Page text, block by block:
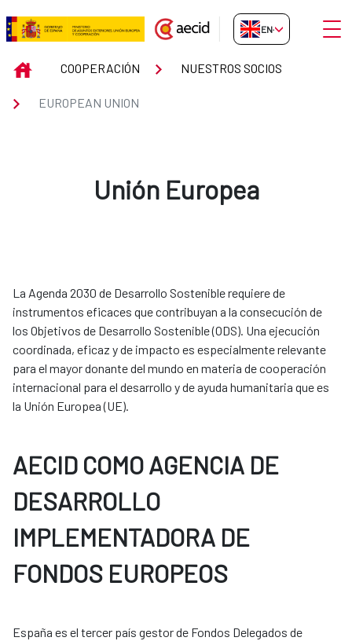
Skip to Main Content
EUROPEAN UNION
EN-GB
INICIOCOOPERACIÓN NUESTROS SOCIOS
EUROPEAN UNION
Unión Europea
La Agenda 2030 de Desarrollo Sostenible requiere de
instrumentos eficaces que contribuyan a la consecución de
los Objetivos de Desarrollo Sostenible (ODS). Una ejecución
coordinada, eficaz y de impacto es especialmente relevante
para el mayor donante del mundo en materia de cooperación
internacional para el desarrollo y de ayuda humanitaria que es
la Unión Europea (UE).
AECID COMO AGENCIA DE
DESARROLLO
IMPLEMENTADORA DE
FONDOS EUROPEOS
España es el tercer país gestor de Fondos Delegados de